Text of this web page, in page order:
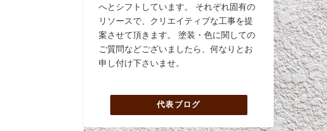
へとシフトしています。 それぞれ固有の
リソースで、クリエイティブな工事を提
案させて頂きます。 塗装・色に関しての
ご質問などございましたら、何なりとお
申し付け下さいませ。
代表ブログ